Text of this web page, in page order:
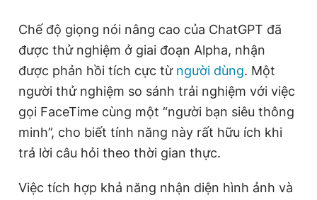
Chế độ giọng nói nâng cao của ChatGPT đã
được thử nghiệm ở giai đoạn Alpha, nhận
được phản hồi tích cực từ người dùng. Một
người thử nghiệm so sánh trải nghiệm với việc
gọi FaceTime cùng một “người bạn siêu thông
minh”, cho biết tính năng này rất hữu ích khi
trả lời câu hỏi theo thời gian thực.
Việc tích hợp khả năng nhận diện hình ảnh và